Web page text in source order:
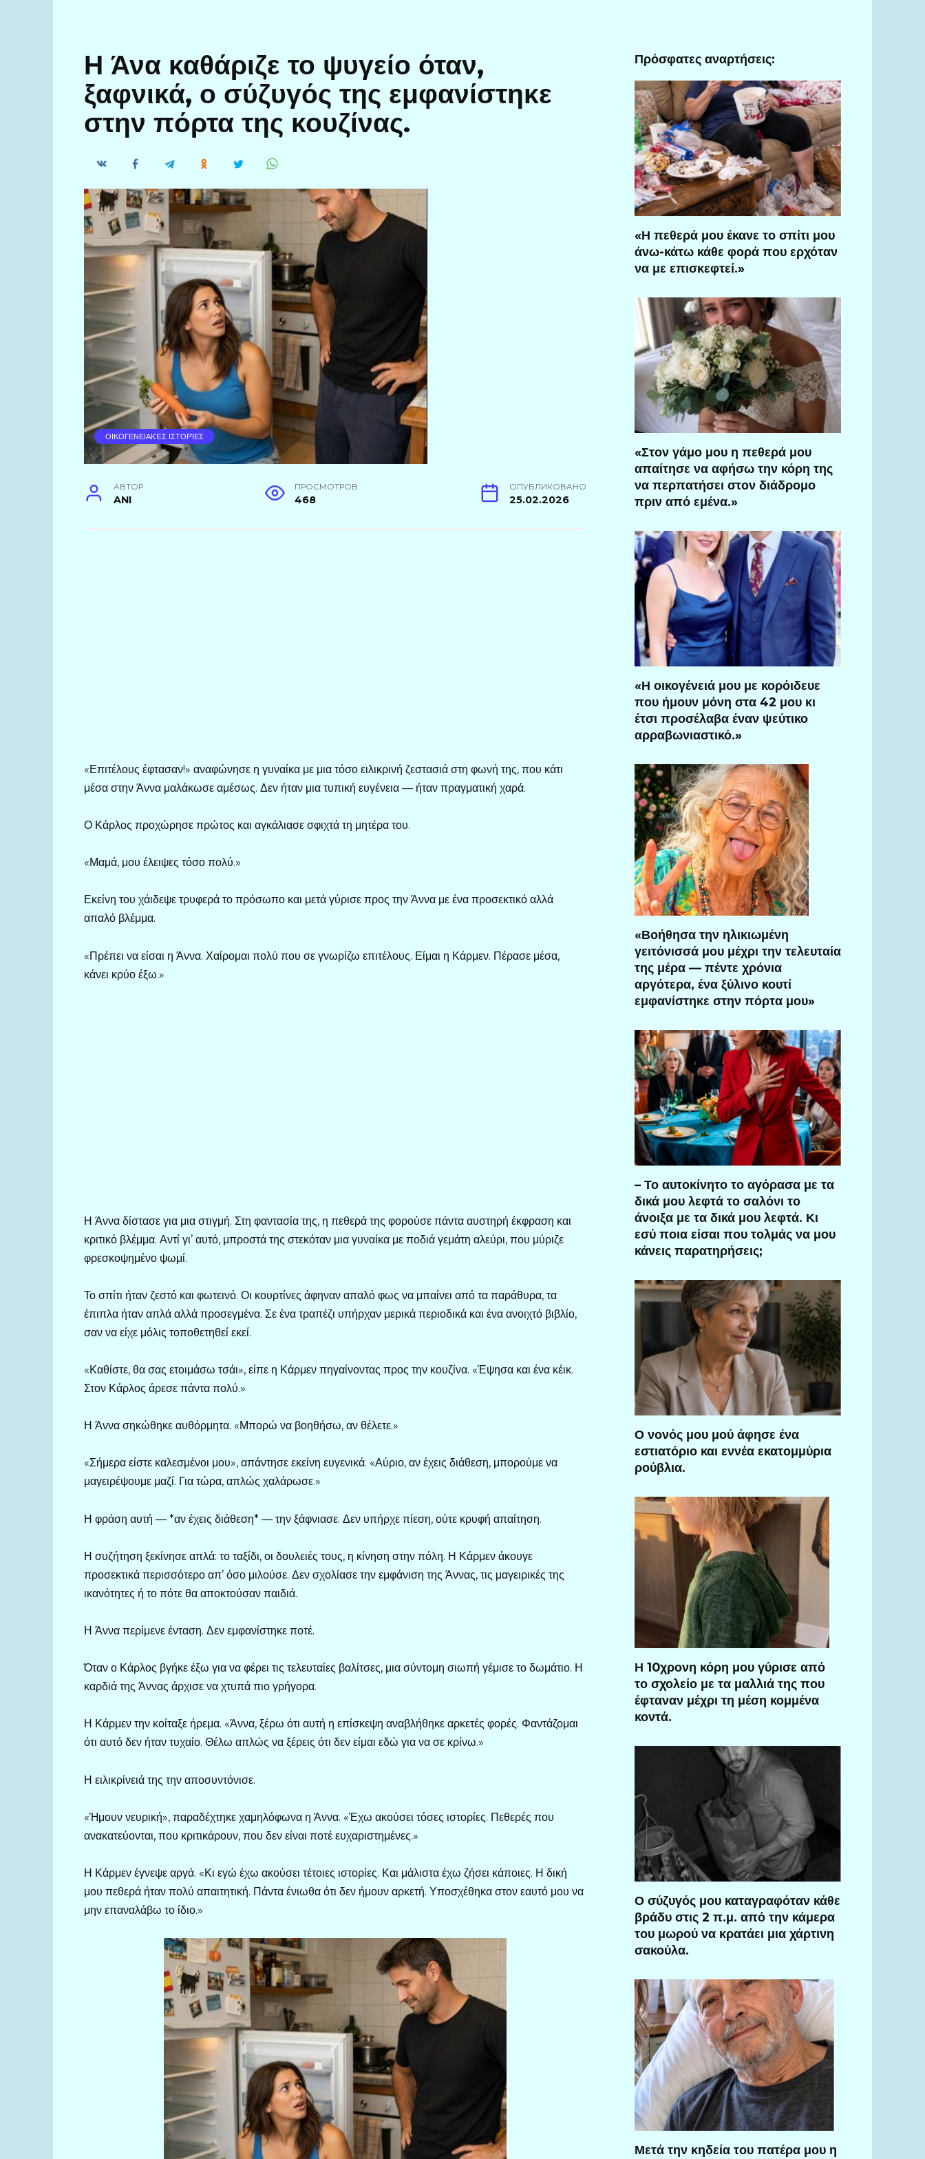
Η Άνα καθάριζε το ψυγείο όταν,
ξαφνικά, ο σύζυγός της εμφανίστηκε
στην πόρτα της κουζίνας.
ΟΙΚΟΓΕΝΕΙΑΚΈΣ ΙΣΤΟΡΊΕΣ
АВТОР
ANI
ПРОСМОТРОВ
468
ОПУБЛИКОВАНО
25.02.2026
«Επιτέλους έφτασαν!» αναφώνησε η γυναίκα με μια τόσο ειλικρινή ζεστασιά στη φωνή της, που κάτι
μέσα στην Άννα μαλάκωσε αμέσως. Δεν ήταν μια τυπική ευγένεια — ήταν πραγματική χαρά.
Ο Κάρλος προχώρησε πρώτος και αγκάλιασε σφιχτά τη μητέρα του.
«Μαμά, μου έλειψες τόσο πολύ.»
Εκείνη του χάιδεψε τρυφερά το πρόσωπο και μετά γύρισε προς την Άννα με ένα προσεκτικό αλλά
απαλό βλέμμα.
«Πρέπει να είσαι η Άννα. Χαίρομαι πολύ που σε γνωρίζω επιτέλους. Είμαι η Κάρμεν. Πέρασε μέσα,
κάνει κρύο έξω.»
Η Άννα δίστασε για μια στιγμή. Στη φαντασία της, η πεθερά της φορούσε πάντα αυστηρή έκφραση και
κριτικό βλέμμα. Αντί γι’ αυτό, μπροστά της στεκόταν μια γυναίκα με ποδιά γεμάτη αλεύρι, που μύριζε
φρεσκοψημένο ψωμί.
Το σπίτι ήταν ζεστό και φωτεινό. Οι κουρτίνες άφηναν απαλό φως να μπαίνει από τα παράθυρα, τα
έπιπλα ήταν απλά αλλά προσεγμένα. Σε ένα τραπέζι υπήρχαν μερικά περιοδικά και ένα ανοιχτό βιβλίο,
σαν να είχε μόλις τοποθετηθεί εκεί.
«Καθίστε, θα σας ετοιμάσω τσάι», είπε η Κάρμεν πηγαίνοντας προς την κουζίνα. «Έψησα και ένα κέικ.
Στον Κάρλος άρεσε πάντα πολύ.»
Η Άννα σηκώθηκε αυθόρμητα. «Μπορώ να βοηθήσω, αν θέλετε.»
«Σήμερα είστε καλεσμένοι μου», απάντησε εκείνη ευγενικά. «Αύριο, αν έχεις διάθεση, μπορούμε να
μαγειρέψουμε μαζί. Για τώρα, απλώς χαλάρωσε.»
Η φράση αυτή — *αν έχεις διάθεση* — την ξάφνιασε. Δεν υπήρχε πίεση, ούτε κρυφή απαίτηση.
Η συζήτηση ξεκίνησε απλά: το ταξίδι, οι δουλειές τους, η κίνηση στην πόλη. Η Κάρμεν άκουγε
προσεκτικά περισσότερο απ’ όσο μιλούσε. Δεν σχολίασε την εμφάνιση της Άννας, τις μαγειρικές της
ικανότητες ή το πότε θα αποκτούσαν παιδιά.
Η Άννα περίμενε ένταση. Δεν εμφανίστηκε ποτέ.
Όταν ο Κάρλος βγήκε έξω για να φέρει τις τελευταίες βαλίτσες, μια σύντομη σιωπή γέμισε το δωμάτιο. Η
καρδιά της Άννας άρχισε να χτυπά πιο γρήγορα.
Η Κάρμεν την κοίταξε ήρεμα. «Άννα, ξέρω ότι αυτή η επίσκεψη αναβλήθηκε αρκετές φορές. Φαντάζομαι
ότι αυτό δεν ήταν τυχαίο. Θέλω απλώς να ξέρεις ότι δεν είμαι εδώ για να σε κρίνω.»
Η ειλικρίνειά της την αποσυντόνισε.
«Ήμουν νευρική», παραδέχτηκε χαμηλόφωνα η Άννα. «Έχω ακούσει τόσες ιστορίες. Πεθερές που
ανακατεύονται, που κριτικάρουν, που δεν είναι ποτέ ευχαριστημένες.»
Η Κάρμεν έγνεψε αργά. «Κι εγώ έχω ακούσει τέτοιες ιστορίες. Και μάλιστα έχω ζήσει κάποιες. Η δική
μου πεθερά ήταν πολύ απαιτητική. Πάντα ένιωθα ότι δεν ήμουν αρκετή. Υποσχέθηκα στον εαυτό μου να
μην επαναλάβω το ίδιο.»
Πρόσφατες αναρτήσεις:
«Η πεθερά μου έκανε το σπίτι μου
άνω-κάτω κάθε φορά που ερχόταν
να με επισκεφτεί.»
«Στον γάμο μου η πεθερά μου
απαίτησε να αφήσω την κόρη της
να περπατήσει στον διάδρομο
πριν από εμένα.»
«Η οικογένειά μου με κορόιδευε
που ήμουν μόνη στα 42 μου κι
έτσι προσέλαβα έναν ψεύτικο
αρραβωνιαστικό.»
«Βοήθησα την ηλικιωμένη
γειτόνισσά μου μέχρι την τελευταία
της μέρα — πέντε χρόνια
αργότερα, ένα ξύλινο κουτί
εμφανίστηκε στην πόρτα μου»
– Το αυτοκίνητο το αγόρασα με τα
δικά μου λεφτά το σαλόνι το
άνοιξα με τα δικά μου λεφτά. Κι
εσύ ποια είσαι που τολμάς να μου
κάνεις παρατηρήσεις;
Ο νονός μου μού άφησε ένα
εστιατόριο και εννέα εκατομμύρια
ρούβλια.
Η 10χρονη κόρη μου γύρισε από
το σχολείο με τα μαλλιά της που
έφταναν μέχρι τη μέση κομμένα
κοντά.
Ο σύζυγός μου καταγραφόταν κάθε
βράδυ στις 2 π.μ. από την κάμερα
του μωρού να κρατάει μια χάρτινη
σακούλα.
Μετά την κηδεία του πατέρα μου η